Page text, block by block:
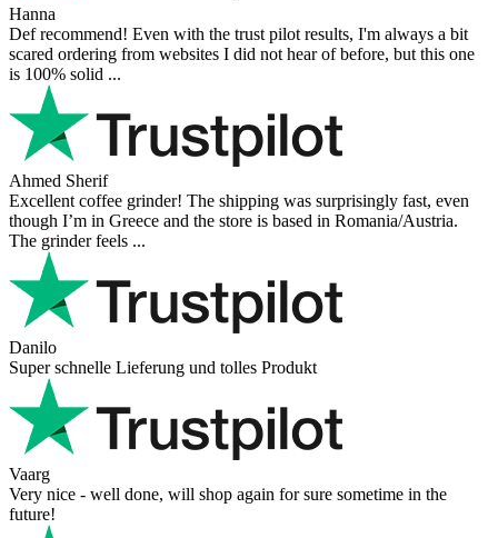
Hanna
Def recommend! Even with the trust pilot results, I'm always a bit
scared ordering from websites I did not hear of before, but this one
is 100% solid ...
Ahmed Sherif
Excellent coffee grinder! The shipping was surprisingly fast, even
though I’m in Greece and the store is based in Romania/Austria.
The grinder feels ...
Danilo
Super schnelle Lieferung und tolles Produkt
Vaarg
Very nice - well done, will shop again for sure sometime in the
future!